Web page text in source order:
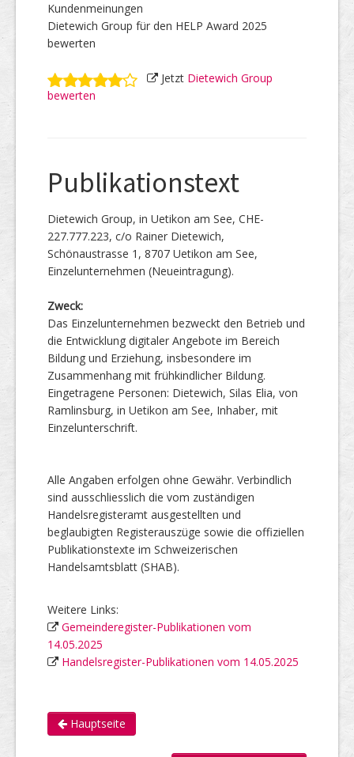
Kundenmeinungen
Dietewich Group für den HELP Award 2025
bewerten
Jetzt Dietewich Group
bewerten
Publikationstext
Dietewich Group, in Uetikon am See, CHE-
227.777.223, c/o Rainer Dietewich,
Schönaustrasse 1, 8707 Uetikon am See,
Einzelunternehmen (Neueintragung).
Zweck:
Das Einzelunternehmen bezweckt den Betrieb und
die Entwicklung digitaler Angebote im Bereich
Bildung und Erziehung, insbesondere im
Zusammenhang mit frühkindlicher Bildung.
Eingetragene Personen: Dietewich, Silas Elia, von
Ramlinsburg, in Uetikon am See, Inhaber, mit
Einzelunterschrift.
Alle Angaben erfolgen ohne Gewähr. Verbindlich
sind ausschliesslich die vom zuständigen
Handelsregisteramt ausgestellten und
beglaubigten Registerauszüge sowie die offiziellen
Publikationstexte im Schweizerischen
Handelsamtsblatt (SHAB).
Weitere Links:
Gemeinderegister-Publikationen vom
14.05.2025
Handelsregister-Publikationen vom 14.05.2025
Hauptseite